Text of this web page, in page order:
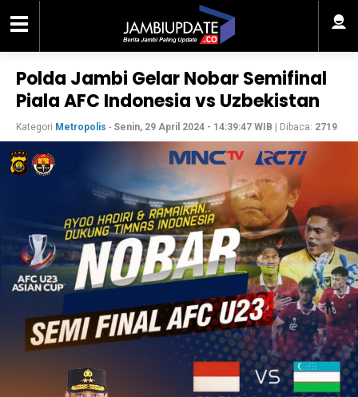
Polda Jambi Gelar Nobar Semifinal
Piala AFC Indonesia vs Uzbekistan
Kategori Metropolis - Senin, 29 April 2024 - 14:39:47 WIB | Dibaca: 2719